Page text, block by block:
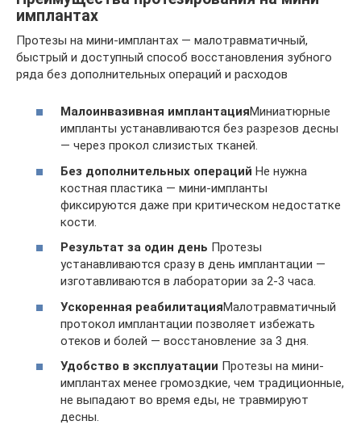
имплантах
Протезы на мини-имплантах — малотравматичный,
быстрый и доступный способ восстановления зубного
ряда без дополнительных операций и расходов
Малоинвазивная имплантацияМиниатюрные
импланты устанавливаются без разрезов десны
— через прокол слизистых тканей.
Без дополнительных операций Не нужна
костная пластика — мини-импланты
фиксируются даже при критическом недостатке
кости.
Результат за один день Протезы
устанавливаются сразу в день имплантации —
изготавливаются в лаборатории за 2-3 часа.
Ускоренная реабилитацияМалотравматичный
протокол имплантации позволяет избежать
отеков и болей — восстановление за 3 дня.
Удобство в эксплуатации Протезы на мини-
имплантах менее громоздкие, чем традиционные,
не выпадают во время еды, не травмируют
десны.